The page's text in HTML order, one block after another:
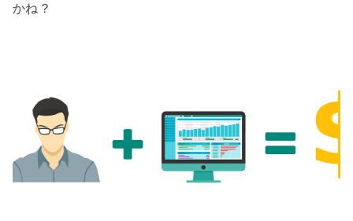
かね？